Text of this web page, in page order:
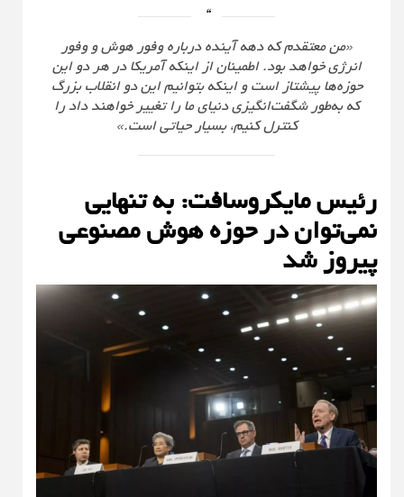
«من معتقدم که دهه آینده درباره وفور هوش و وفور
انرژی خواهد بود. اطمینان از اینکه آمریکا در هر دو این
حوزه‌ها پیشتاز است و اینکه بتوانیم این دو انقلاب بزرگ
که به‌طور شگفت‌انگیزی دنیای ما را تغییر خواهند داد را
کنترل کنیم، بسیار حیاتی است.»
رئیس مایکروسافت: به تنهایی
نمی‌توان در حوزه هوش مصنوعی
پیروز شد